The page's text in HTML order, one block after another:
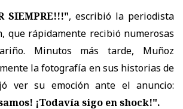
SIEMPRE!!!", escribió la periodista
que rápidamente recibió numerosas
Minutos más tarde, Muñoz
la fotografía en sus historias de
ver su emoción ante el anuncio:
¡Todavía sigo en shock!".